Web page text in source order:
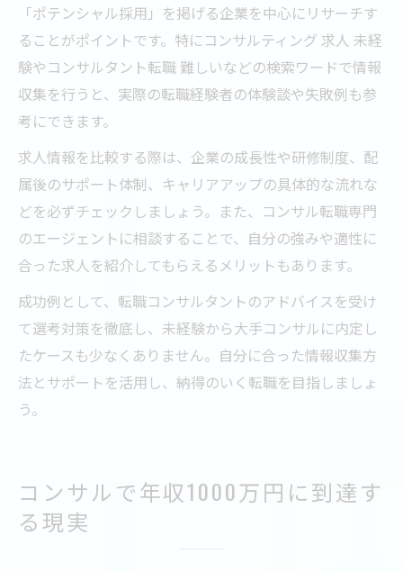
「ポテンシャル採用」を掲げる企業を中心にリサーチす
ることがポイントです。特にコンサルティング 求人 未経
験やコンサルタント転職 難しいなどの検索ワードで情報
収集を行うと、実際の転職経験者の体験談や失敗例も参
考にできます。
求人情報を比較する際は、企業の成長性や研修制度、配
属後のサポート体制、キャリアアップの具体的な流れな
どを必ずチェックしましょう。また、コンサル転職専門
のエージェントに相談することで、自分の強みや適性に
合った求人を紹介してもらえるメリットもあります。
成功例として、転職コンサルタントのアドバイスを受け
て選考対策を徹底し、未経験から大手コンサルに内定し
たケースも少なくありません。自分に合った情報収集方
法とサポートを活用し、納得のいく転職を目指しましょ
う。
コンサルで年収1000万円に到達す
る現実